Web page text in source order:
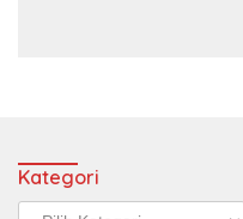
Kategori
Kategori